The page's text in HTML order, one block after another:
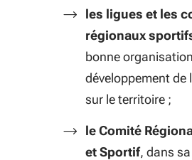
les ligues et les
régionaux
bonne
développement de
sur le territoire ;
le Comité
et Sportif, dans